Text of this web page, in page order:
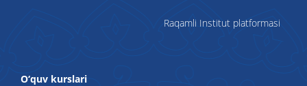
Raqamli Institut platformasi
O‘quv kurslari